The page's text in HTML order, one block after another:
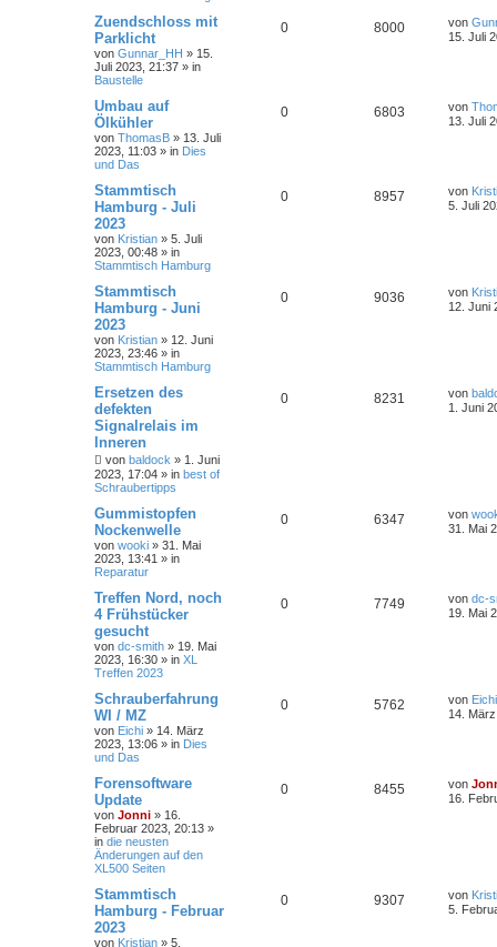
Zuendschloss mit
Parklicht
von Gunnar_HH » 15.
Juli 2023, 21:37 » in
Baustelle
0 8000 von
15. Juli
Umbau auf
Ölkühler
von ThomasB » 13. Juli
2023, 11:03 » in Dies
und Das
0 6803 von
13. Juli
Stammtisch
Hamburg - Juli
2023
von Kristian » 5. Juli
2023, 00:48 » in
Stammtisch Hamburg
0 8957 von
5. Juli
Stammtisch
Hamburg - Juni
2023
von Kristian » 12. Juni
2023, 23:46 » in
Stammtisch Hamburg
0 9036 von
12. Juni
Ersetzen des
defekten
Signalrelais im
Inneren
von baldock » 1. Juni
2023, 17:04 » in best of
Schraubertipps
0 8231 von
1. Juni
Gummistopfen
Nockenwelle
von wooki » 31. Mai
2023, 13:41 » in
Reparatur
0 6347 von
31. Mai
Treffen Nord, noch
4 Frühstücker
gesucht
von dc-smith » 19. Mai
2023, 16:30 » in XL
Treffen 2023
0 7749 von dc-
19. Mai
Schrauberfahrung
WI / MZ
von Eichi » 14. März
2023, 13:06 » in Dies
und Das
0 5762 von Eichi
14.
Forensoftware
Update
von Jonni » 16.
Februar 2023, 20:13 »
in die neusten
Änderungen auf den
XL500 Seiten
0 8455 von
16.
Stammtisch
Hamburg - Februar
2023
von Kristian » 5.
0 9307 von
5.